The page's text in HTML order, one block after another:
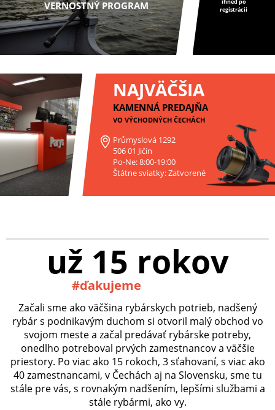
VERNOSTNÝ PROGRAM
registrácii
NAJVÄČŠIA
KAMENNÁ PREDAJŇA
VO VÝCHODNÝCH ČECHÁCH
Průmyslová 1292
506 01 Jičín
Po-Ne: 8:00-19:00
Štátne sviatky: Zatvorené
už 15 rokov
#ďakujeme
Začali sme ako väčšina rybárskych potrieb, nadšený
rybár s podnikavým duchom si otvoril malý obchod vo
svojom meste a začal predávať rybárske potreby,
onedlho potreboval prvých zamestnancov a väčšie
priestory. Po viac ako 15 rokoch, 3 sťahovaní, s viac ako
40 zamestnancami, v Čechách aj na Slovensku, sme tu
stále pre vás, s rovnakým nadšením, lepšími službami a
stále rybármi, ako vy.